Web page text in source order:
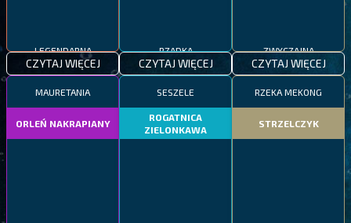
LEGENDARNA
CZYTAJ WIĘCEJ
RZADKA
CZYTAJ WIĘCEJ
ZWYCZAJNA
CZYTAJ WIĘCEJ
MAURETANIA
ORLEŃ NAKRAPIANY
SESZELE
ROGATNICA
ZIELONKAWA
RZEKA MEKONG
STRZELCZYK